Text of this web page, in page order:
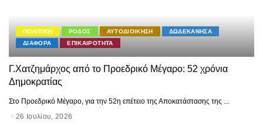
ΠΟΛΙΤΙΚΗ ΡΟΔΟΣ ΑΥΤΟΔΙΟΙΚΗΣΗ
ΔΩΔΕΚΑΝΗΣΑ
ΔΙΑΦΟΡΑ
ΕΠΙΚΑΙΡΟΤΗΤΑ
Γ.Χατζημάρχος από το Προεδρικό Μέγαρο: 52 χρόνια
Δημοκρατίας
Στο Προεδρικό Μέγαρο, για την 52η επέτειο της Αποκατάστασης της ...
26 Ιουλίου, 2026